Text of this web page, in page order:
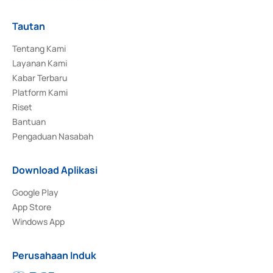
Tautan
Tentang Kami
Layanan Kami
Kabar Terbaru
Platform Kami
Riset
Bantuan
Pengaduan Nasabah
Download Aplikasi
Google Play
App Store
Windows App
Perusahaan Induk